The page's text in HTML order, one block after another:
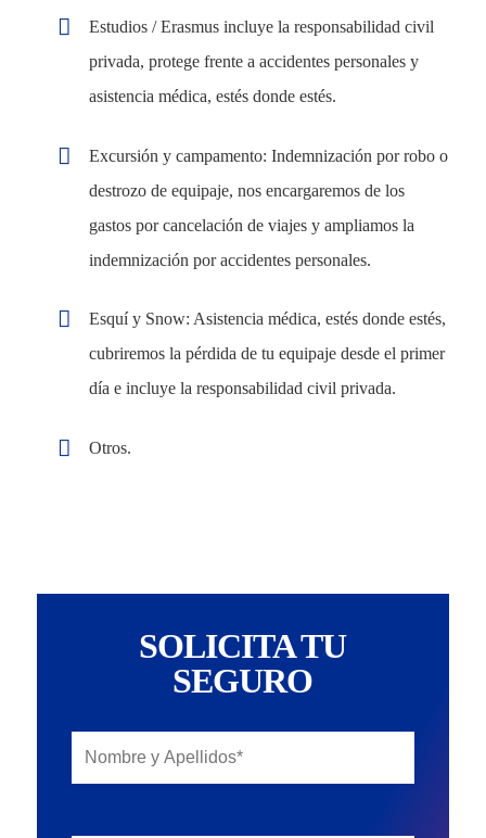
Estudios / Erasmus incluye la responsabilidad civil
privada, protege frente a accidentes personales y
asistencia médica, estés donde estés.
Excursión y campamento: Indemnización por robo o
destrozo de equipaje, nos encargaremos de los
gastos por cancelación de viajes y ampliamos la
indemnización por accidentes personales.
Esquí y Snow: Asistencia médica, estés donde estés,
cubriremos la pérdida de tu equipaje desde el primer
día e incluye la responsabilidad civil privada.
Otros.
SOLICITA TU
SEGURO
Otros Seguros
Todos los Seguros
RU